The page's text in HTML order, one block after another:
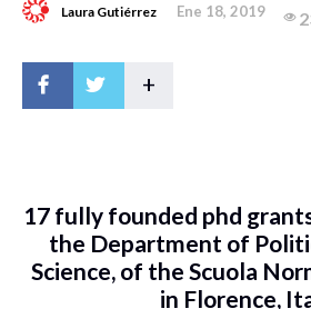
Laura Gutiérrez Ene 18, 2019
+
17 fully founded phd
the Department of
Science, of the Scuola
in Florence,